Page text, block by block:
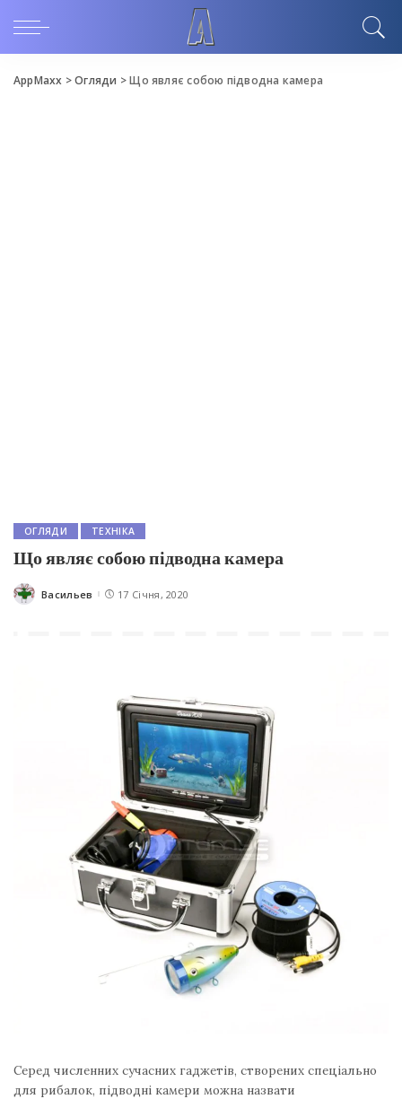
AppMaxx >Огляди >Що являє собою підводна камера
ОГЛЯДИ ТЕХНІКА
Що являє собою підводна камера
Posted
Васильев 17 Січня, 2020
Серед численних сучасних гаджетів, створених спеціально
для рибалок, підводні камери можна назвати